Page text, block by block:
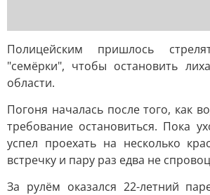
Полицейским пришлось
"семёрки", чтобы остановить
области.
Погоня началась после того, как
требование остановиться. Пока
успел проехать на несколько
встречку и пару раз едва не
За рулём оказался 22-летний